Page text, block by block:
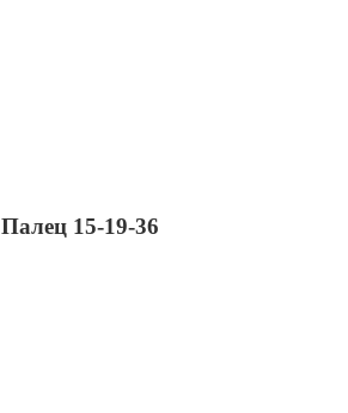
Палец 15-19-36